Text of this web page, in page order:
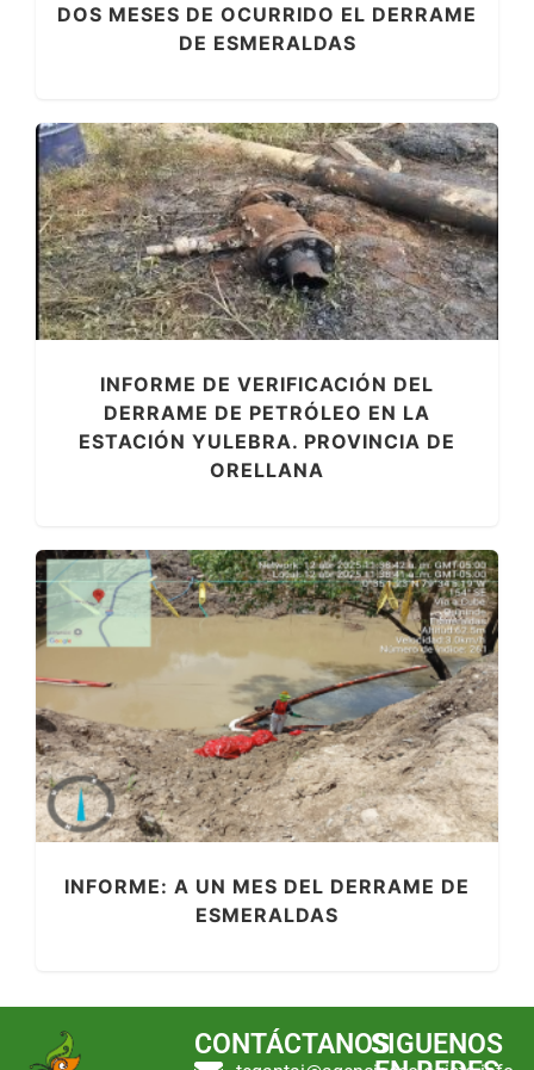
DOS MESES DE OCURRIDO EL DERRAME
DE ESMERALDAS
INFORME DE VERIFICACIÓN DEL
DERRAME DE PETRÓLEO EN LA
ESTACIÓN YULEBRA. PROVINCIA DE
ORELLANA
INFORME: A UN MES DEL DERRAME DE
ESMERALDAS
CONTÁCTANOSSIGUENOS